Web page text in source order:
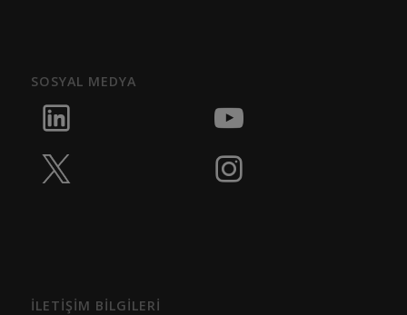
SOSYAL MEDYA
İLETİŞİM BİLGİLERİ